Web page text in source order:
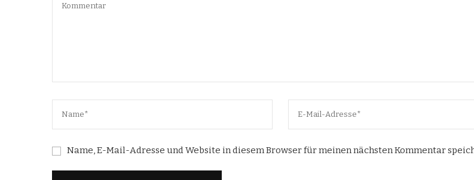
Name, E-Mail-Adresse und Website in diesem Browser für meinen nächsten Kommentar